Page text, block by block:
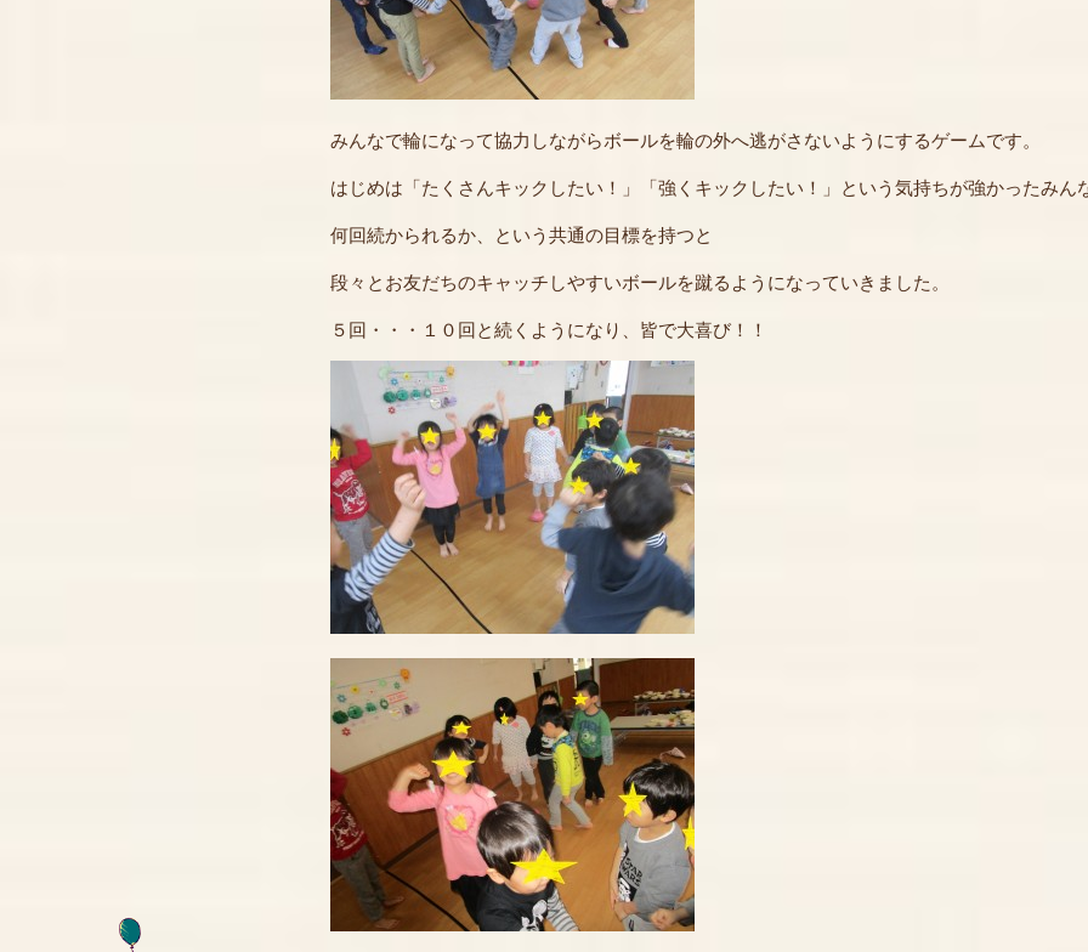
みんなで輪になって協力しながらボールを輪の外へ逃がさないようにするゲームです。
はじめは「たくさんキックしたい！」「強くキックしたい！」という気持ちが強かったみん
何回続かられるか、という共通の目標を持つと
段々とお友だちのキャッチしやすいボールを蹴るようになっていきました。
５回・・・１０回と続くようになり、皆で大喜び！！